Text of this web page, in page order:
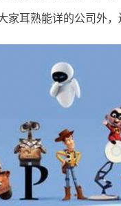
家耳熟能详的公司外